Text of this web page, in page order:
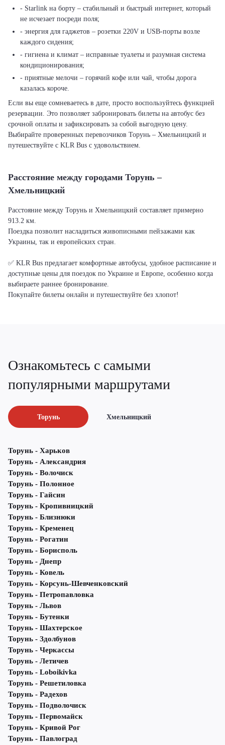
- Starlink на борту – стабильный и быстрый интернет, который
не исчезает посреди поля;
- энергия для гаджетов – розетки 220V и USB-порты возле
каждого сидения;
- гигиена и климат – исправные туалеты и разумная система
кондиционирования;
- приятные мелочи – горячий кофе или чай, чтобы дорога
казалась короче.
Если вы еще сомневаетесь в дате, просто воспользуйтесь функцией
резервации. Это позволяет забронировать билеты на автобус без
срочной оплаты и зафиксировать за собой выгодную цену.
Выбирайте проверенных перевозчиков Торунь – Хмельницкий и
путешествуйте с KLR Bus с удовольствием.
Расстояние между городами Торунь –
Хмельницкий
Расстояние между Торунь и Хмельницкий составляет примерно
913.2 км.
Поездка позволит насладиться живописными пейзажами как
Украины, так и европейских стран.
✅ KLR Bus предлагает комфортные автобусы, удобное расписание и
доступные цены для поездок по Украине и Европе, особенно когда
выбираете раннее бронирование.
Покупайте билеты онлайн и путешествуйте без хлопот!
Ознакомьтесь с самыми
популярными маршрутами
Торунь Хмельницкий
Торунь - Харьков
Торунь - Александрия
Торунь - Волочиск
Торунь - Полонное
Торунь - Гайсин
Торунь - Кропивницкий
Торунь - Близнюки
Торунь - Кременец
Торунь - Рогатин
Торунь - Борисполь
Торунь - Днепр
Торунь - Ковель
Торунь - Корсунь-Шевченковский
Торунь - Петропавловка
Торунь - Львов
Торунь - Бутенки
Торунь - Шахтерское
Торунь - Здолбунов
Торунь - Черкассы
Торунь - Летичeв
Торунь - Loboikivka
Торунь - Решетиловка
Торунь - Радехов
Торунь - Подволочиск
Торунь - Первомайск
Торунь - Кривой Рог
Торунь - Павлоград